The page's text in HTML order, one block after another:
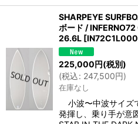
SHARPEYE
ボード /
26.6L [
225,000円(税別)
(税込: 247,500円)
在庫なし
小波〜中波サイズ
発揮し、乗り手が意